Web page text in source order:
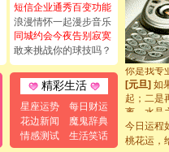
短信企业通秀百变功能
浪漫情怀一起漫步音乐
同城约会今夜告别寂寞
敢来挑战你的球技吗？
精彩生活
星座运势
每日财运
花边新闻
魔鬼辞典
情感测试
生活笑话
[圣诞节]
如意,快
[元旦]看
断电。爱
你是我专
[元旦]如
起；二是
离。水晶
泣，这
卖了。水
今日运程
桃花运，